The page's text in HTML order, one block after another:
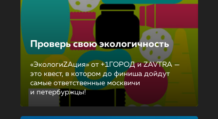
Проверь свою экологичность
«ЭкологиZAция» от +1ГОРОД и ZAVTRA —
это квест, в котором до финиша дойдут
самые ответственные москвичи
и петербуржцы!